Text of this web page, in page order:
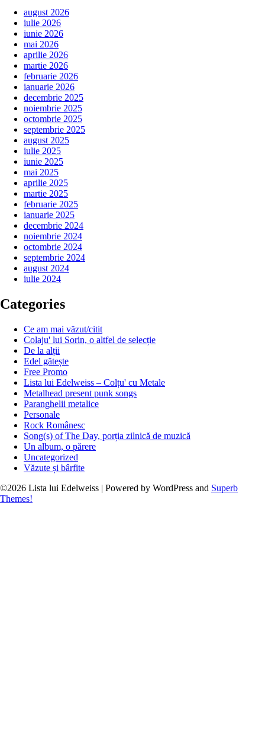
august 2026
iulie 2026
iunie 2026
mai 2026
aprilie 2026
martie 2026
februarie 2026
ianuarie 2026
decembrie 2025
noiembrie 2025
octombrie 2025
septembrie 2025
august 2025
iulie 2025
iunie 2025
mai 2025
aprilie 2025
martie 2025
februarie 2025
ianuarie 2025
decembrie 2024
noiembrie 2024
octombrie 2024
septembrie 2024
august 2024
iulie 2024
Categories
Ce am mai văzut/citit
Colaju' lui Sorin, o altfel de selecție
De la alții
Edel gătește
Free Promo
Lista lui Edelweiss – Colțu' cu Metale
Metalhead present punk songs
Paranghelii metalice
Personale
Rock Românesc
Song(s) of The Day, porția zilnică de muzică
Un album, o părere
Uncategorized
Văzute și bârfite
©2026 Lista lui Edelweiss | Powered by WordPress and Superb
Themes!